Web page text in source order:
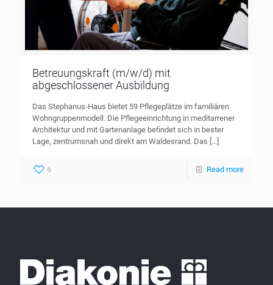
Betreuungskraft (m/w/d) mit
abgeschlossener Ausbildung
Das Stephanus-Haus bietet 59 Pflegeplätze im familiären
Wohngruppenmodell. Die Pflegeeinrichtung in meditarrener
Architektur und mit Gartenanlage befindet sich in bester
Lage, zentrumsnah und direkt am Waldesrand. Das […]
6 Read more